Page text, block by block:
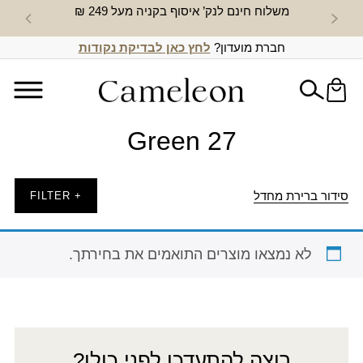
משלוח חינם לנק’ איסוף בקניה מעל 249 ₪ חדש
חברת מועדון? לחץ כאן לבדיקת נקודות
Green 27
סידור ברירת מחדל + FILTER
לא נמצאו מוצרים התואמים את בחירתך.